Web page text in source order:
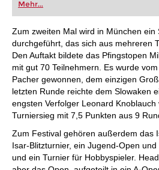
FRITZ trainieren Sie effizienter,
individueller als je zuvor.
Mehr...
Zum zweiten Mal wird in München ein
durchgeführt, das sich aus mehreren
Den Auftakt bildete das Pfingstopen
mit gut 70 Teilnehmern. Es wurde
Pacher gewonnen, dem einzigen
letzten Runde reichte dem Slowaken
engsten Verfolger Leonard
Turniersieg mit 7,5 Punkten aus 9
Zum Festival gehören außerdem das
Isar-Blitzturnier, ein Jugend-Open
und ein Turnier für Hobbyspieler.